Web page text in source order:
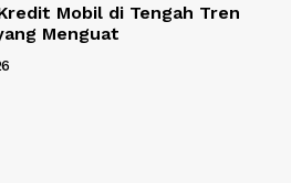
Mobil di Tengah Tren
Menguat